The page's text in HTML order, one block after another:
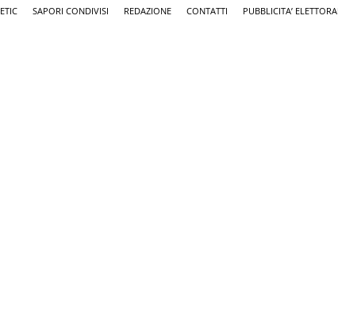
SAPORI CONDIVISI REDAZIONE CONTATTI PUBBLICITA’